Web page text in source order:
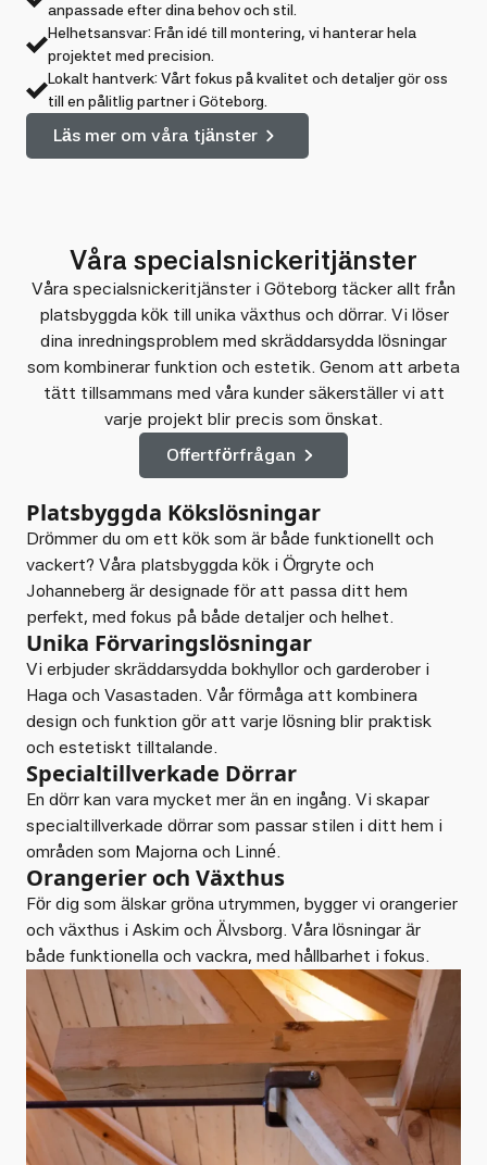
anpassade efter dina behov och stil.
Helhetsansvar: Från idé till montering, vi hanterar hela
projektet med precision.
Lokalt hantverk: Vårt fokus på kvalitet och detaljer gör oss
till en pålitlig partner i Göteborg.
Läs mer om våra tjänster
Våra specialsnickeritjänster
Våra specialsnickeritjänster i Göteborg täcker allt från
platsbyggda kök till unika växthus och dörrar. Vi löser
dina inredningsproblem med skräddarsydda lösningar
som kombinerar funktion och estetik. Genom att arbeta
tätt tillsammans med våra kunder säkerställer vi att
varje projekt blir precis som önskat.
Offertförfrågan
Platsbyggda Kökslösningar
Drömmer du om ett kök som är både funktionellt och
vackert? Våra platsbyggda kök i Örgryte och
Johanneberg är designade för att passa ditt hem
perfekt, med fokus på både detaljer och helhet.
Unika Förvaringslösningar
Vi erbjuder skräddarsydda bokhyllor och garderober i
Haga och Vasastaden. Vår förmåga att kombinera
design och funktion gör att varje lösning blir praktisk
och estetiskt tilltalande.
Specialtillverkade Dörrar
En dörr kan vara mycket mer än en ingång. Vi skapar
specialtillverkade dörrar som passar stilen i ditt hem i
områden som Majorna och Linné.
Orangerier och Växthus
För dig som älskar gröna utrymmen, bygger vi orangerier
och växthus i Askim och Älvsborg. Våra lösningar är
både funktionella och vackra, med hållbarhet i fokus.